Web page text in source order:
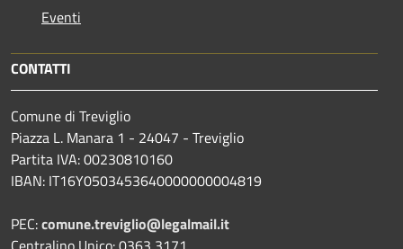
Eventi
CONTATTI
Comune di Treviglio
Piazza L. Manara 1 - 24047 - Treviglio
Partita IVA: 00230810160
IBAN: IT16Y0503453640000000004819
PEC:comune.treviglio@legalmail.it